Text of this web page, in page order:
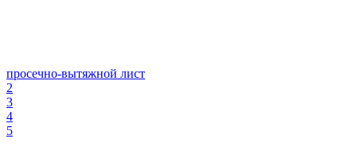
просечно-вытяжной лист
2
3
4
5